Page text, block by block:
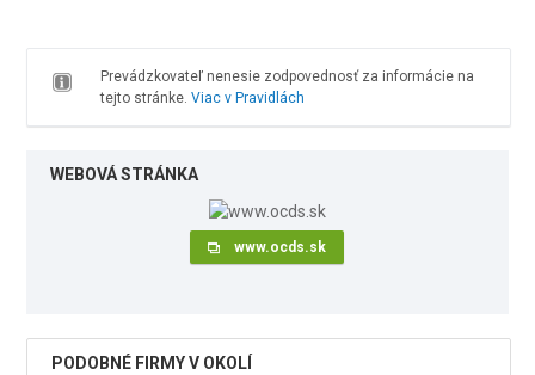
Prevádzkovateľ nenesie zodpovednosť za informácie na
tejto stránke. Viac v Pravidlách
WEBOVÁ STRÁNKA
www.ocds.sk
PODOBNÉ FIRMY V OKOLÍ